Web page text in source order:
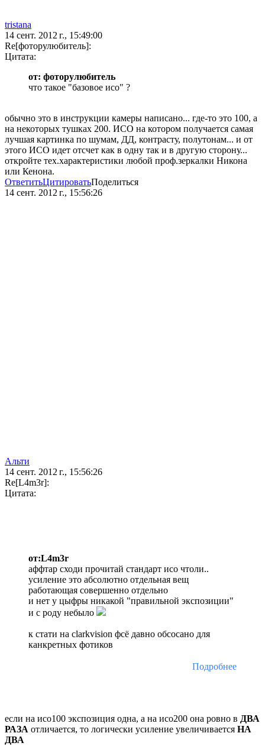
tristana
14 сент. 2012 г., 15:49:00
Re[фоторулюбитель]:
Цитата:
от: фоторулюбитель
что такое "базовое исо" ?
обычно это в инструкции камеры написано... где-то это 100, а
на некоторых тушках 200. ИСО на котором получается самая
лучшая картинка по шумам, ДД, контрасту, полутонам... и от
этого ИСО идет отсчет как в одну так и в другую сторону...
откройте тех.характеристики любой проф.зеркалки Никона
или Кенона.
ОтветитьЦитироватьПоделиться
14 сент. 2012 г., 15:56:26
Альти
14 сент. 2012 г., 15:56:26
Re[L4m3r]:
Цитата:
от:L4m3r
аффтар сходи прочитай стандарт исо чтоли..
усиление это абсолютно отдельная вещ
работающая совершенно отдельно
и нет у цыфры никакой "правильной экспозиции"
и с роду небыло
к стати на clarkvision фсё давно обсосано для
канкретных фотиков
Подробнее
если на исо100 экспозиция одна, а на исо200 она ровно в ДВА
РАЗА отличается, то логически усиление увеличивается НА
ДВА